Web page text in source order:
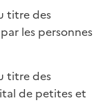
titre des
les personnes
titre des
de petites et